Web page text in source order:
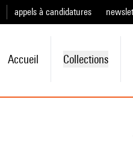
appels à candidatures
Accueil Collections